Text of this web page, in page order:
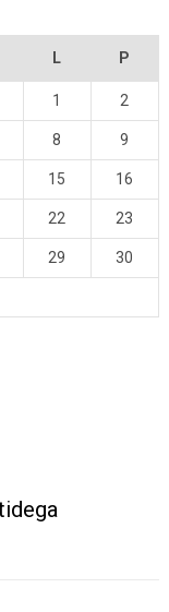
L P
1 2
8 9
15 16
22 23
29 30